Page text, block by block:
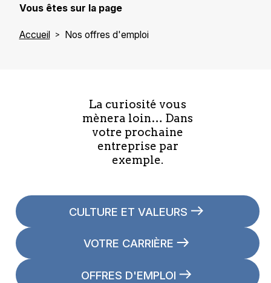
Vous êtes sur la page
Accueil Nos offres d'emploi
La curiosité vous
mènera loin… Dans
votre prochaine
entreprise par
exemple.
CULTURE ET VALEURS
VOTRE CARRIÈRE
OFFRES D'EMPLOI